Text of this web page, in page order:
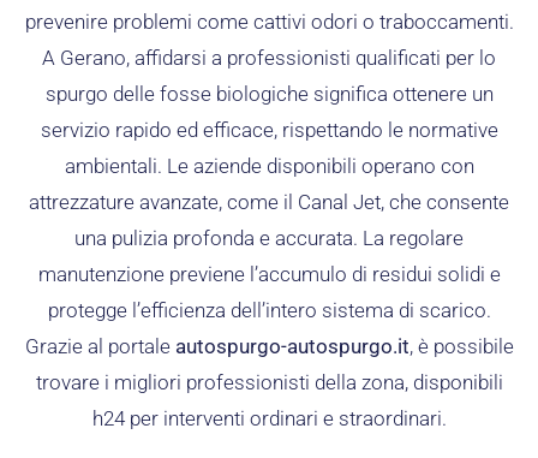
prevenire problemi come cattivi odori o traboccamenti.
A Gerano, affidarsi a professionisti qualificati per lo
spurgo delle fosse biologiche significa ottenere un
servizio rapido ed efficace, rispettando le normative
ambientali. Le aziende disponibili operano con
attrezzature avanzate, come il Canal Jet, che consente
una pulizia profonda e accurata. La regolare
manutenzione previene l’accumulo di residui solidi e
protegge l’efficienza dell’intero sistema di scarico.
Grazie al portale autospurgo-autospurgo.it, è possibile
trovare i migliori professionisti della zona, disponibili
h24 per interventi ordinari e straordinari.